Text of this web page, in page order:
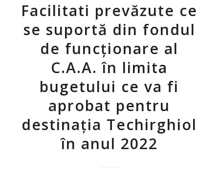
Facilitati prevăzute ce
se suportă din fondul
de funcţionare al
C.A.A. în limita
bugetului ce va fi
aprobat pentru
destinaţia Techirghiol
în anul 2022